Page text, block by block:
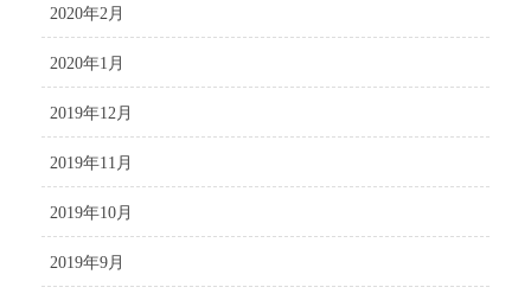
2020年2月
2020年1月
2019年12月
2019年11月
2019年10月
2019年9月